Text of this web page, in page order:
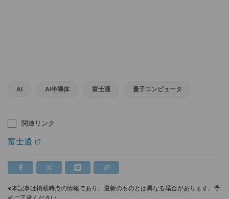
AI AI半導体 富士通 量子コンピュータ
関連リンク
富士通
※本記事は掲載時点の情報であり、最新のものとは異なる場合があります。予